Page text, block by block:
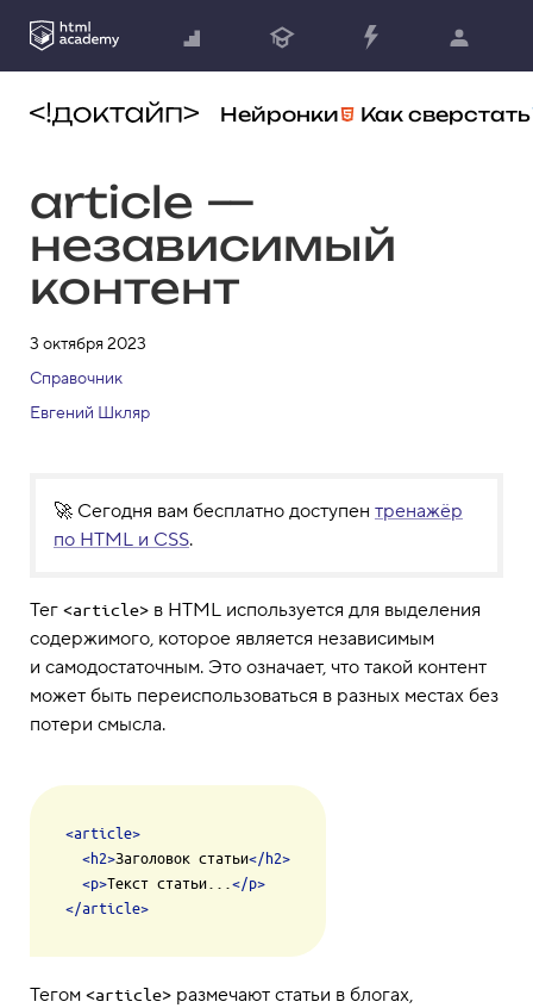
Нейронки Как сверстать
article —
независимый
контент
3 октября 2023
Справочник
Евгений Шкляр
🚀 Сегодня вам бесплатно доступен тренажёр
по HTML и CSS.
Тег <article> в HTML используется для выделения
содержимого, которое является независимым
и самодостаточным. Это означает, что такой контент
может быть переиспользоваться в разных местах без
потери смысла.
<article>
<h2>Заголовок статьи</h2>
<p>Текст статьи... </p>
</article>
Тегом <article> размечают статьи в блогах,